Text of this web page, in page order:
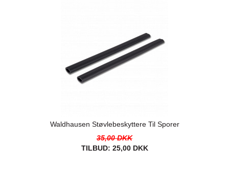
Waldhausen Støvlebeskyttere Til Sporer
35,00 DKK
TILBUD: 25,00 DKK